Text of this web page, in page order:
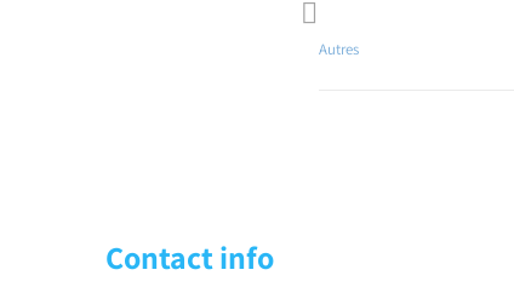
Autres
Contact info